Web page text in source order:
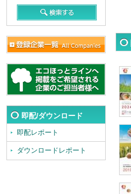
即配/ダウンロード
即配レポート
ダウンロードレポート